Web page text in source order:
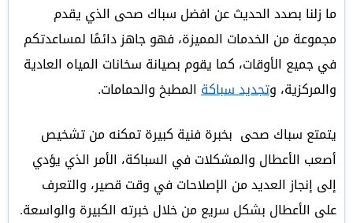
ما زلنا بصدد الحديث عن افضل سباك صحى الذي يقدم
مجموعة من الخدمات المميزة، فهو جاهز دائمًا لمساعدتكم
في جميع الأوقات، كما يقوم بصيانة سخانات المياه العادية
والمركزية، وتجديد سباكة المطبخ والحمامات.
يتمتع سباك صحى بخبرة فنية كبيرة تمكنه من تشخيص
أصعب الأعطال والمشكلات في السباكة، الأمر الذي يؤدي
إلى إنجاز العديد من الإصلاحات في وقت قصير، والتعرف
على الأعطال بشكل سريع من خلال خبرته الكبيرة والواسعة.